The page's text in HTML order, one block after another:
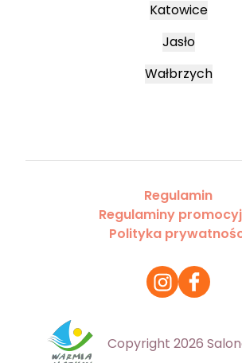
Katowice
Jasło
Wałbrzych
Regulamin
Regulaminy
Polityka
Copyright 2026